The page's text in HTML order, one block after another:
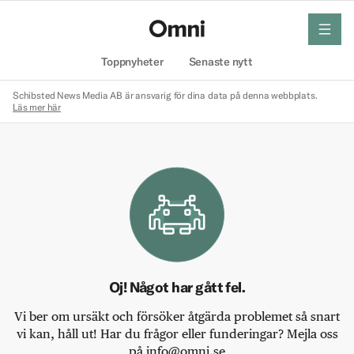
Toppnyheter Senaste nytt
meny
Schibsted News Media AB är ansvarig för dina data på denna webbplats.
Läs mer här
Oj! Något har gått fel.
Vi ber om ursäkt och försöker åtgärda problemet så snart
vi kan, håll ut! Har du frågor eller funderingar? Mejla oss